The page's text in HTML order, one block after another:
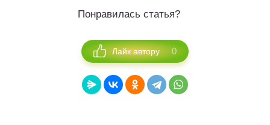
Понравилась статья?
Лайк автору 0